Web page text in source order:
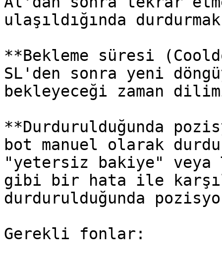
ulaşıldığında
**Bekleme süresi
SL'den sonra yeni
bekleyeceği zaman
**Durdurulduğunda
bot manuel olarak
"yetersiz bakiye" veya
gibi bir hata ile
durdurulduğunda
Gerekli fonlar: